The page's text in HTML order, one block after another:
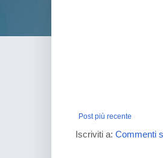
Post più recente
Iscriviti a: Commenti